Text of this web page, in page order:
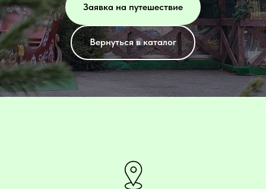
Заявка на путешествие
Вернуться в каталог